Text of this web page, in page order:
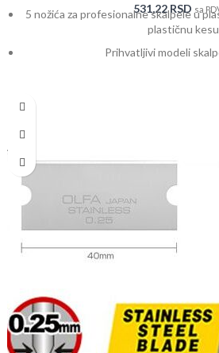
531,22RSD sa
5 nožića za profesionalne skalpele u
plastičnu
Prihvatljivi modeli